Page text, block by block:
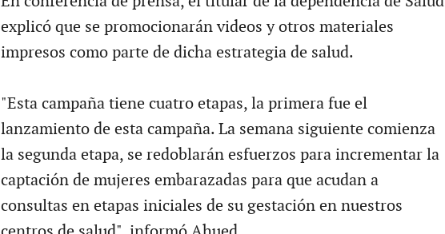
explicó que se promocionarán videos y otros materiales
impresos como parte de dicha estrategia de salud.
"Esta campaña tiene cuatro etapas, la primera fue el
lanzamiento de esta campaña. La semana siguiente comienza
la segunda etapa, se redoblarán esfuerzos para incrementar la
captación de mujeres embarazadas para que acudan a
consultas en etapas iniciales de su gestación en nuestros